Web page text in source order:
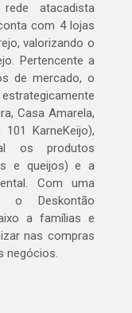
atacadista
com 4 lojas
valorizando o
Pertencente a
de mercado, o
Casa Amarela,
KarneKeijo),
os produtos
e queijos) e a
Com uma
o Deskontão
a famílias e
nas compras
negócios.